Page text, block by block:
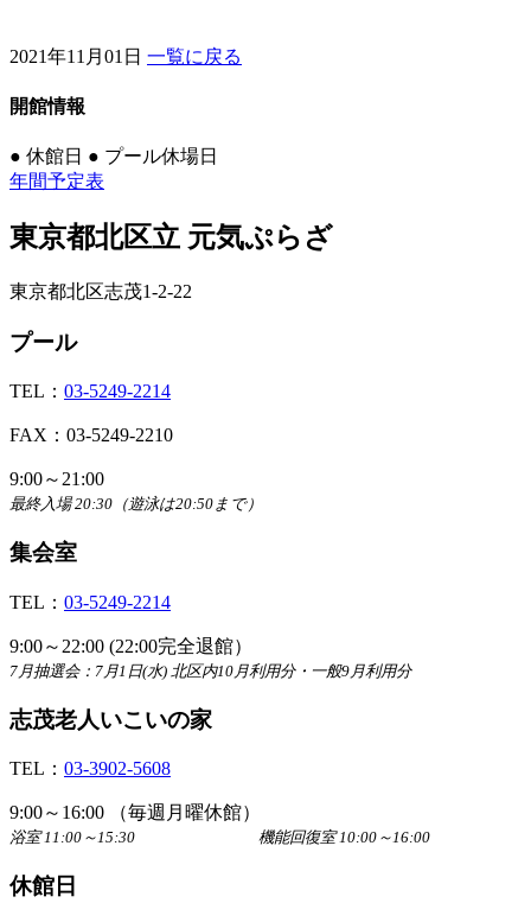
2021年11月01日 一覧に戻る
開館情報
● 休館日 ● プール休場日
年間予定表
東京都北区立 元気ぷらざ
東京都北区志茂1-2-22
プール
TEL： 03-5249-2214
FAX：03-5249-2210
9:00～21:00
最終入場 20:30（遊泳は20:50まで）
集会室
TEL： 03-5249-2214
9:00～22:00 (22:00完全退館）
7月抽選会：7月1日(水) 北区内10月利用分・一般9月利用分
志茂老人いこいの家
TEL： 03-3902-5608
9:00～16:00 （毎週月曜休館）
浴室 11:00～15:30 機能回復室 10:00～16:00
休館日